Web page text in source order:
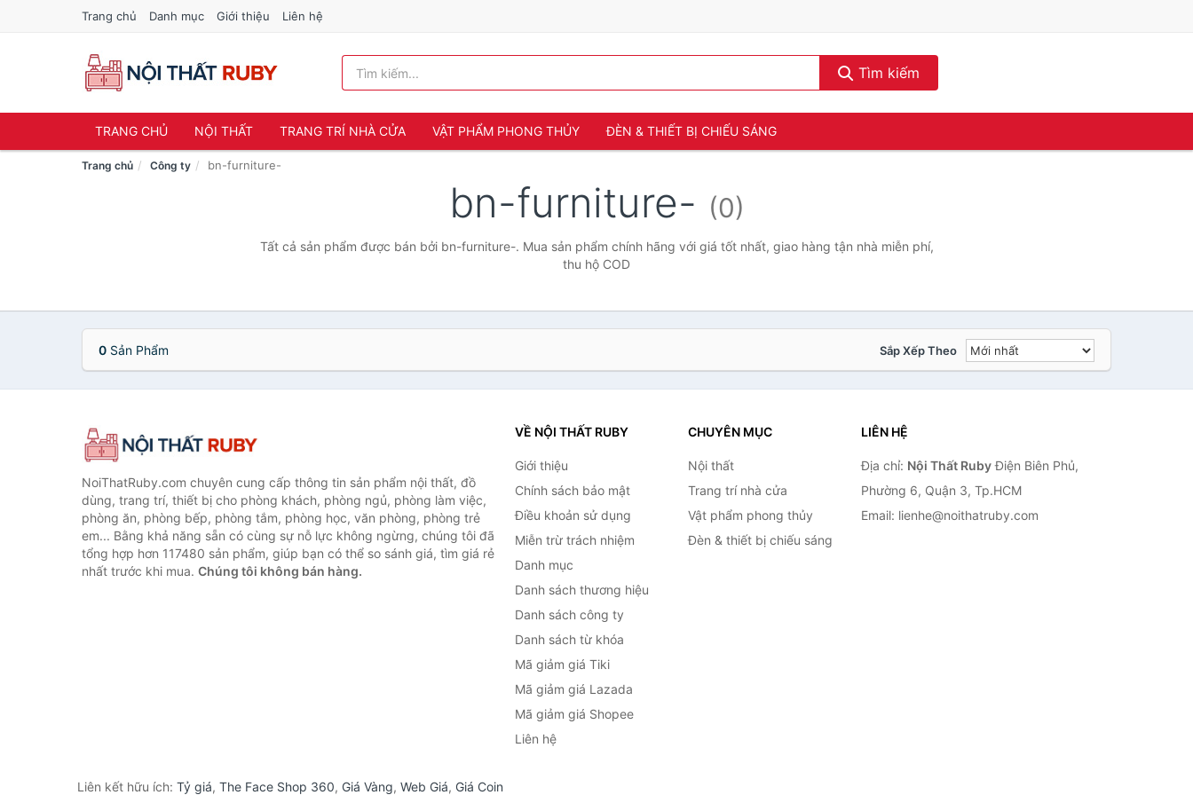
Trang chủ Danh mục Giới thiệu Liên hệ
Tìm kiếm
TRANG CHỦ NỘI THẤT TRANG TRÍ NHÀ CỬA VẬT PHẨM PHONG THỦY ĐÈN & THIẾT BỊ CHIẾU SÁNG
Trang chủ Công ty bn-furniture-
bn-furniture- (0)
Tất cả sản phẩm được bán bởi bn-furniture-. Mua sản phẩm chính hãng với giá tốt nhất, giao hàng tận nhà miễn phí,
thu hộ COD
0 Sản Phẩm Sắp Xếp Theo
NoiThatRuby.com chuyên cung cấp thông tin sản phẩm nội thất, đồ
dùng, trang trí, thiết bị cho phòng khách, phòng ngủ, phòng làm việc,
phòng ăn, phòng bếp, phòng tắm, phòng học, văn phòng, phòng trẻ
em... Bằng khả năng sẵn có cùng sự nỗ lực không ngừng, chúng tôi đã
tổng hợp hơn 117480 sản phẩm, giúp bạn có thể so sánh giá, tìm giá rẻ
nhất trước khi mua. Chúng tôi không bán hàng.
VỀ NỘI THẤT RUBY
Giới thiệu
Chính sách bảo mật
Điều khoản sử dụng
Miễn trừ trách nhiệm
Danh mục
Danh sách thương hiệu
Danh sách công ty
Danh sách từ khóa
Mã giảm giá Tiki
Mã giảm giá Lazada
Mã giảm giá Shopee
Liên hệ
CHUYÊN MỤC
Nội thất
Trang trí nhà cửa
Vật phẩm phong thủy
Đèn & thiết bị chiếu sáng
LIÊN HỆ
Địa chỉ: Nội Thất RubyĐiện Biên Phủ,
Phường 6, Quận 3, Tp.HCM
Email: lienhe@noithatruby.com
Liên kết hữu ích: Tỷ giá, The Face Shop 360, Giá Vàng, Web Giá, Giá Coin